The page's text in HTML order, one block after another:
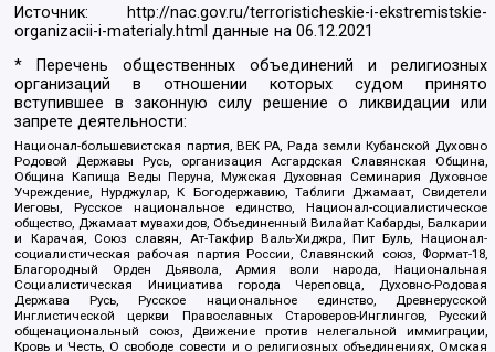
Источник:
http://nac.gov.ru/terroristicheskie-i-ekstremistskie-
organizacii-i-materialy.html данные на06.12.2021
* Перечень общественных объединений и религиозных
организаций в отношении которых судом принято
вступившее в законную силу решение о ликвидации или
запрете деятельности:
Национал-большевистская партия, ВЕК РА, Рада земли Кубанской Духовно
Родовой Державы Русь, организация Асгардская Славянская Община,
Община Капища Веды Перуна, Мужская Духовная Семинария Духовное
Учреждение, Нурджулар, К Богодержавию, Таблиги Джамаат, Свидетели
Иеговы, Русское национальное единство, Национал-социалистическое
общество, Джамаат мувахидов, Объединенный Вилайат Кабарды, Балкарии
и Карачая, Союз славян, Ат-Такфир Валь-Хиджра, Пит Буль, Национал-
социалистическая рабочая партия России, Славянский союз, Формат-18,
Благородный Орден Дьявола, Армия воли народа, Национальная
Социалистическая Инициатива города Череповца, Духовно-Родовая
Держава Русь, Русское национальное единство, Древнерусской
Инглистической церкви Православных Староверов-Инглингов, Русский
общенациональный союз, Движение против нелегальной иммиграции,
Кровь и Честь, О свободе совести и о религиозных объединениях, Омская